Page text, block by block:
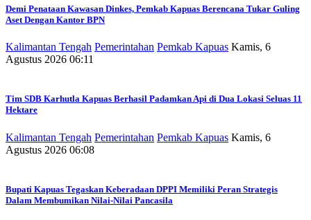
Demi Penataan Kawasan Dinkes, Pemkab Kapuas Berencana Tukar Guling
Aset Dengan Kantor BPN
Kalimantan Tengah Pemerintahan Pemkab Kapuas Kamis, 6
Agustus 2026 06:11
Tim SDB Karhutla Kapuas Berhasil Padamkan Api di Dua Lokasi Seluas 11
Hektare
Kalimantan Tengah Pemerintahan Pemkab Kapuas Kamis, 6
Agustus 2026 06:08
Bupati Kapuas Tegaskan Keberadaan DPPI Memiliki Peran Strategis
Dalam Membumikan Nilai-Nilai Pancasila